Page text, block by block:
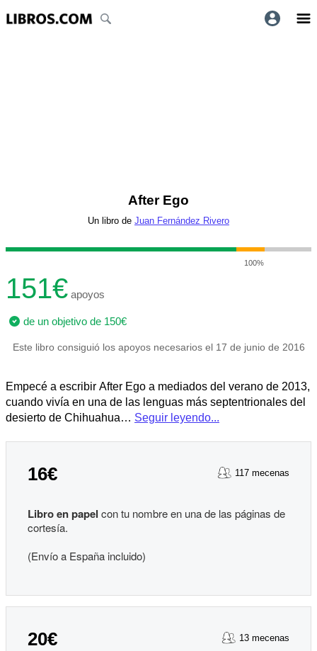
After Ego
Un libro de Juan Fernández Rivero
100%
151€ apoyos
de un objetivo de 150€
Este libro consiguió los apoyos necesarios el 17 de junio de 2016
Empecé a escribir After Ego a mediados del verano de 2013,
cuando vivía en una de las lenguas más septentrionales del
desierto de Chihuahua… Seguir leyendo...
16€ 117 mecenas
Libro en papel con tu nombre en una de las páginas de
cortesía.
(Envío a España incluido)
20€ 13 mecenas